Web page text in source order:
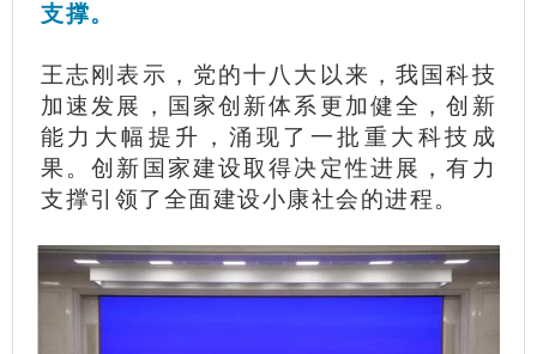
支撑。
王志刚表示，党的十八大以来，我国科技
加速发展，国家创新体系更加健全，创新
能力大幅提升，涌现了一批重大科技成
果。创新国家建设取得决定性进展，有力
支撑引领了全面建设小康社会的进程。